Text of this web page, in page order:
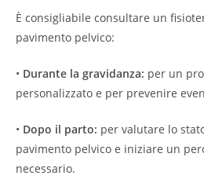
È consigliabile consultare un
pavimento pelvico:
• Durante la gravidanza: per un
personalizzato e per prevenire
• Dopo il parto: per valutare lo
pavimento pelvico e iniziare un
necessario.